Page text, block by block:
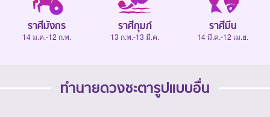
ราศีมังกร
14 ม.ค.-12 ก.พ.
ราศีกุมภ์
13 ก.พ.-13 มี.ค.
ราศีมีน
14 มี.ค.-12 เม.ย.
ทำนายดวงชะตารูปแบบอื่น